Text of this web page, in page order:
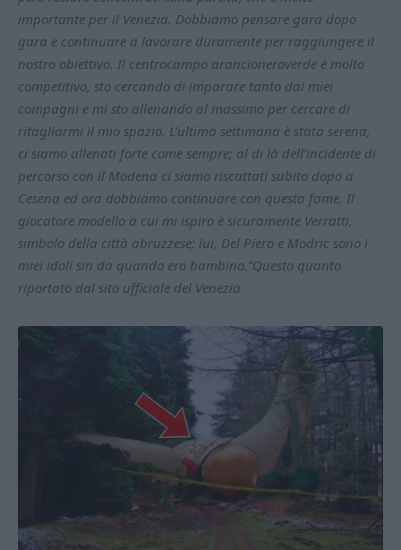
importante per il Venezia. Dobbiamo pensare gara dopo
gara e continuare a lavorare duramente per raggiungere il
nostro obiettivo. Il centrocampo arancioneroverde è molto
competitivo, sto cercando di imparare tanto dai miei
compagni e mi sto allenando al massimo per cercare di
ritagliarmi il mio spazio. L’ultima settimana è stata serena,
ci siamo allenati forte come sempre; al di là dell’incidente di
percorso con il Modena ci siamo riscattati subito dopo a
Cesena ed ora dobbiamo continuare con questa fame. Il
giocatore modello a cui mi ispiro è sicuramente Verratti,
simbolo della città abruzzese; lui, Del Piero e Modric sono i
miei idoli sin da quando ero bambino.”Questo quanto
riportato dal sito ufficiale del Venezia